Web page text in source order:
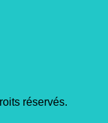
réservés.